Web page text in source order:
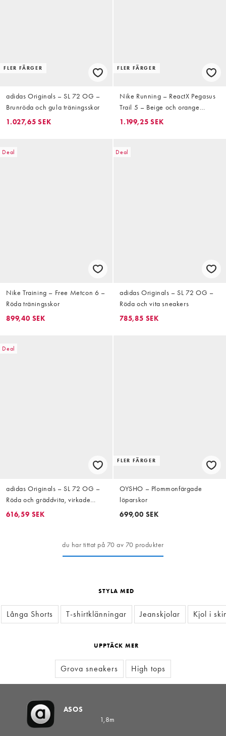
FLER FÄRGER
adidas Originals – SL 72 OG –
Brunröda och gula träningsskor
1.027,65 SEK
FLER FÄRGER
Nike Running – ReactX Pegasus
Trail 5 – Beige och orange
löparskor
1.199,25 SEK
Deal
Nike Training – Free Metcon 6 –
Röda träningsskor
899,40 SEK
Deal
adidas Originals – SL 72 OG –
Röda och vita sneakers
785,85 SEK
Deal
adidas Originals – SL 72 OG –
Röda och gräddvita, virkade
sneakers
616,59 SEK
FLER FÄRGER
OYSHO – Plommonfärgade
löparskor
699,00 SEK
du har tittat på 70 av 70 produkter
STYLA MED
Långa Shorts T-shirtklänningar Jeanskjolar Kjol i
UPPTÄCK MER
Grova sneakers High tops
ASOS
1,8m